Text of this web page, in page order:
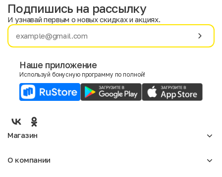
Имя
E-mail
Пол
Мужской
Подпишись на рассылку
И узнавай первым о новых скидках и акциях.
Наше приложение
Используй бонусную программу по полной!
Магазин
Мужское
О компании